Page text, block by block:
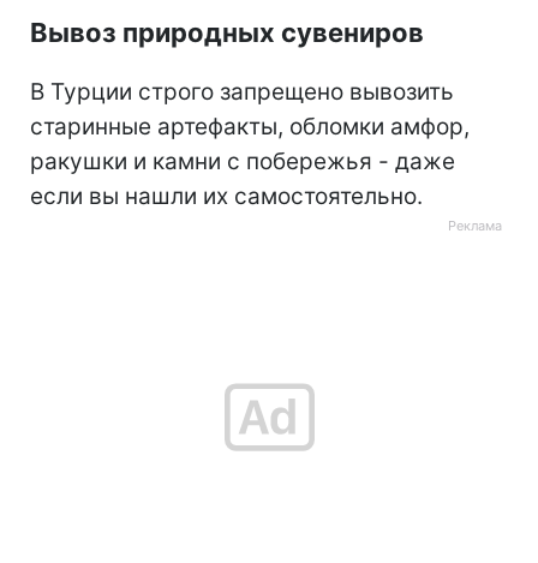
Вывоз природных сувениров
В Турции строго запрещено вывозить
старинные артефакты, обломки амфор,
ракушки и камни с побережья - даже
если вы нашли их самостоятельно.